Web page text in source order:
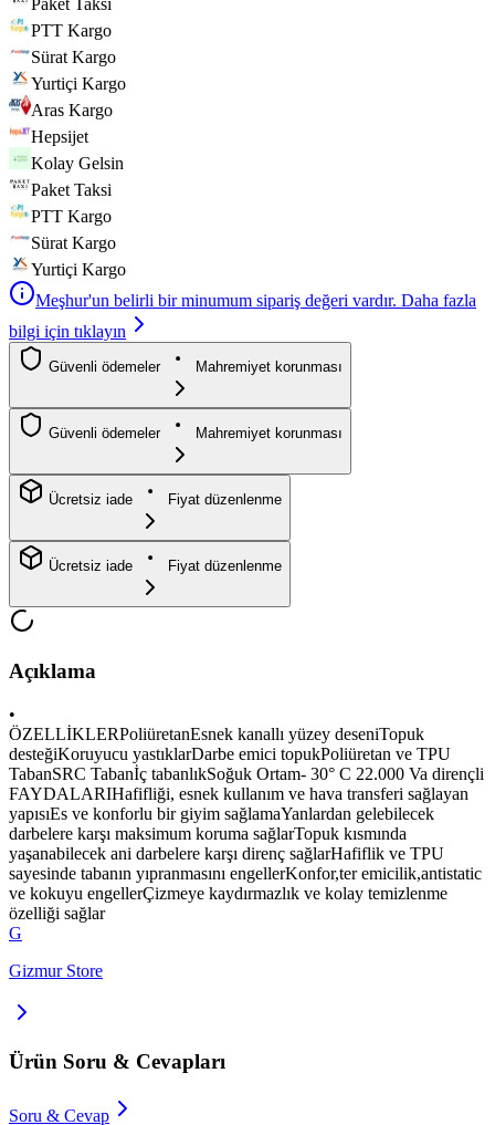
Paket Taksi
PTT Kargo
Sürat Kargo
Yurtiçi Kargo
Aras Kargo
Hepsijet
Kolay Gelsin
Paket Taksi
PTT Kargo
Sürat Kargo
Yurtiçi Kargo
Meşhur'un belirli bir minumum sipariş değeri vardır. Daha fazla
bilgi için tıklayın
Güvenli ödemeler Mahremiyet korunması
Güvenli ödemeler Mahremiyet korunması
Ücretsiz iade Fiyat düzenlenme
Ücretsiz iade Fiyat düzenlenme
Açıklama
•
ÖZELLİKLERPoliüretanEsnek kanallı yüzey deseniTopuk
desteğiKoruyucu yastıklarDarbe emici topukPoliüretan ve TPU
TabanSRC Tabanİç tabanlıkSoğuk Ortam- 30° C 22.000 Va dirençli
FAYDALARIHafifliği, esnek kullanım ve hava transferi sağlayan
yapısıEs ve konforlu bir giyim sağlamaYanlardan gelebilecek
darbelere karşı maksimum koruma sağlarTopuk kısmında
yaşanabilecek ani darbelere karşı direnç sağlarHafiflik ve TPU
sayesinde tabanın yıpranmasını engellerKonfor,ter emicilik,antistatic
ve kokuyu engellerÇizmeye kaydırmazlık ve kolay temizlenme
özelliği sağlar
G
Gizmur Store
Ürün Soru & Cevapları
Soru & Cevap